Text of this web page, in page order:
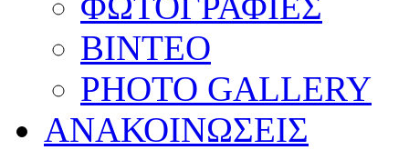
ΒΙΝΤΕΟ
PHOTO GALLERY
ΑΝΑΚΟΙΝΩΣΕΙΣ